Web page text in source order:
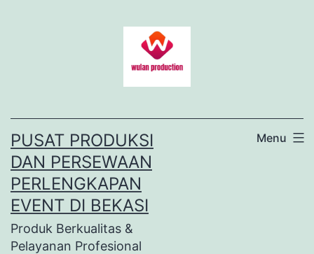
PUSAT PRODUKSI
DAN PERSEWAAN
PERLENGKAPAN
EVENT DI BEKASI
Produk Berkualitas &
Pelayanan Profesional
Menu